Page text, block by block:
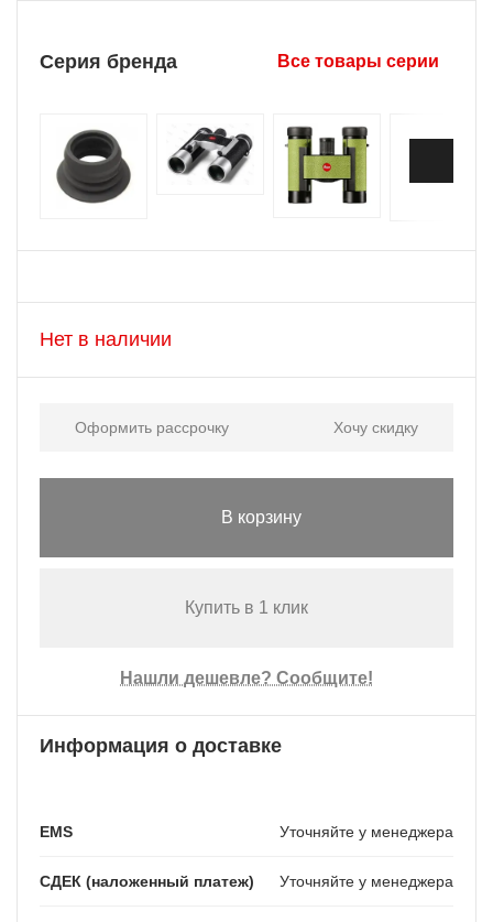
Серия бренда Все товары серии
Нет в наличии
Оформить рассрочку Хочу скидку
В корзину
Купить в 1 клик
Нашли дешевле? Сообщите!
Информация о доставке
EMS Уточняйте у менеджера
СДЕК (наложенный платеж) Уточняйте у менеджера